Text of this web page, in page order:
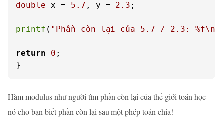
double x = 5.7 , y = 2.3 ;
printf ( "Phần còn lại của 5.7 / 2.3: %f\n"
return 0 ;
}
Hàm modulus như người tìm phần còn lại của thế giới toán học -
nó cho bạn biết phần còn lại sau một phép toán chia!